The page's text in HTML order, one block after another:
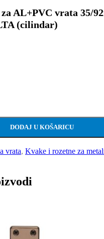
AL+PVC vrata 35/
(cilindar)
vrata 35/92mm BA-
DODAJ U KOŠARICU
vrata, Kvake i rozetne za